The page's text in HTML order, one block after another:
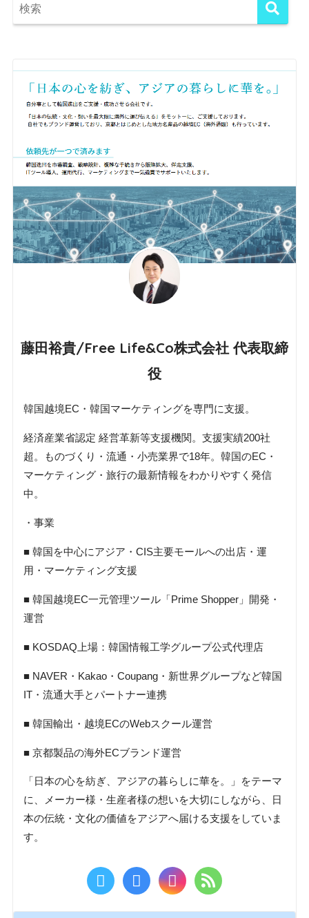
藤田裕貴/Free Life&Co株式会社 代表取締
役
韓国越境EC・韓国マーケティングを専門に支援。
経済産業省認定 経営革新等支援機関。支援実績200社
超。ものづくり・流通・小売業界で18年。韓国のEC・
マーケティング・旅行の最新情報をわかりやすく発信
中。
・事業
■ 韓国を中心にアジア・CIS主要モールへの出店・運
用・マーケティング支援
■ 韓国越境EC一元管理ツール「Prime Shopper」開発・
運営
■ KOSDAQ上場：韓国情報工学グループ公式代理店
■ NAVER・Kakao・Coupang・新世界グループなど韓国
IT・流通大手とパートナー連携
■ 韓国輸出・越境ECのWebスクール運営
■ 京都製品の海外ECブランド運営
「日本の心を紡ぎ、アジアの暮らしに華を。」をテーマ
に、メーカー様・生産者様の想いを大切にしながら、日
本の伝統・文化の価値をアジアへ届ける支援をしていま
す。